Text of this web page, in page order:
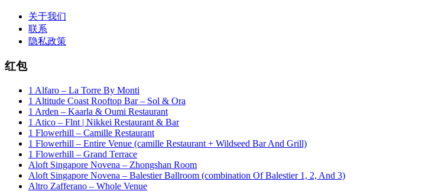
关于我们
联系
隐私政策
红包
1 Alfaro – La Torre By Monti
1 Altitude Coast Rooftop Bar – Sol & Ora
1 Arden – Kaarla & Oumi Restaurant
1 Atico – Flnt | Nikkei Restaurant & Bar
1 Flowerhill – Camille Restaurant
1 Flowerhill – Entire Venue (camille Restaurant + Wildseed Bar And Grill)
1 Flowerhill – Grand Terrace
Aloft Singapore Novena – Zhongshan Room
Aloft Singapore Novena – Balestier Ballroom (combination Of Balestier 1, 2, And 3)
Altro Zafferano – Whole Venue